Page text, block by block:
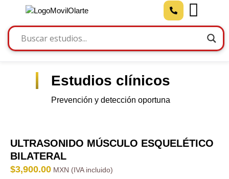
Estudios clínicos
Prevención y detección oportuna
ULTRASONIDO MÚSCULO ESQUELÉTICO
BILATERAL
$3,900.00